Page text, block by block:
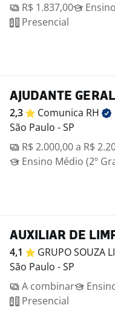
R$ 1.837,00
Presencial
AJUDANTE GERAL
2,3 Comunica RH
São Paulo - SP
R$ 2.000,00 a R$
Ensino Médio (2º
AUXILIAR DE
4,1 GRUPO SOUZA
São Paulo - SP
A combinar
Presencial